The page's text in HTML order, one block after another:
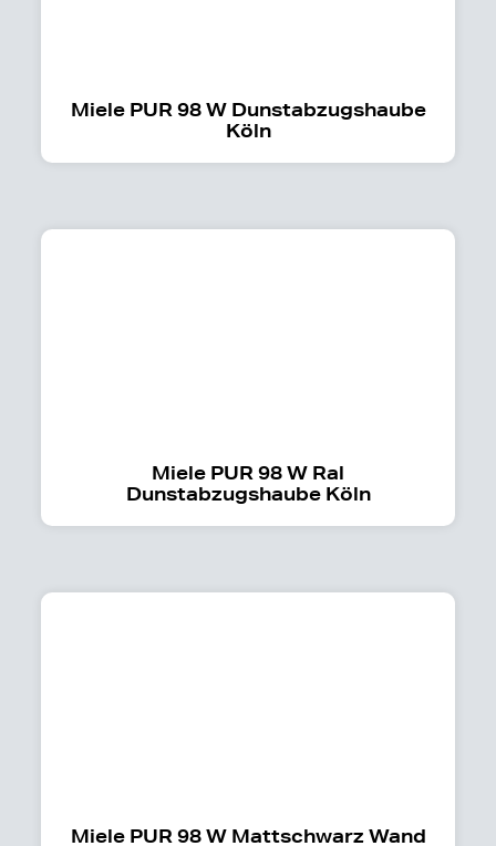
Miele PUR 98 W Dunstabzugshaube
Köln
Miele PUR 98 W Ral
Dunstabzugshaube Köln
Miele PUR 98 W Mattschwarz Wand